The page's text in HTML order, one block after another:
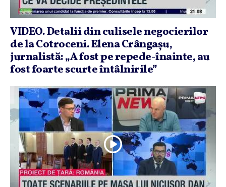
VIDEO. Detalii din culisele negocierilor
de la Cotroceni. Elena Crângaşu,
jurnalistă: „A fost pe repede-înainte, au
fost foarte scurte întâlnirile”